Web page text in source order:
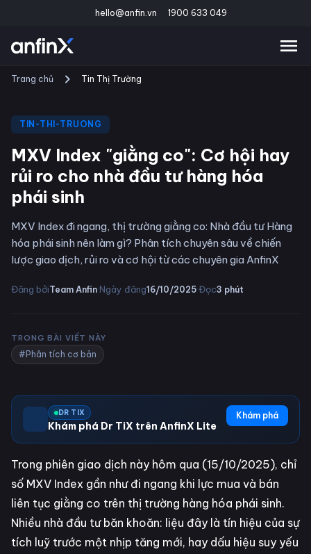
hello@anfin.vn 1900 633 049
Trang chủ Tin Thị Trường
TIN-THI-TRUONG
MXV Index "giằng co": Cơ hội hay
rủi ro cho nhà đầu tư hàng hóa
phái sinh
MXV Index đi ngang, thị trường giằng co: Nhà đầu tư Hàng
hóa phái sinh nên làm gì? Phân tích chuyên sâu về chiến
lược giao dịch, rủi ro và cơ hội từ các chuyên gia AnfinX
Đăng bởiTeam Anfin·Ngày đăng16/10/2025·Đọc3 phút
TRONG BÀI VIẾT NÀY
#Phân tích cơ bản
DR TIX
Khám phá Dr TiX trên AnfinX Lite
Khám phá
Trong phiên giao dịch này hôm qua (15/10/2025), chỉ
số MXV Index gần như đi ngang khi lực mua và bán
liên tục giằng co trên thị trường hàng hóa phái sinh.
Nhiều nhà đầu tư băn khoăn: liệu đây là tín hiệu của sự
tích luỹ trước một nhịp tăng mới, hay dấu hiệu suy yếu